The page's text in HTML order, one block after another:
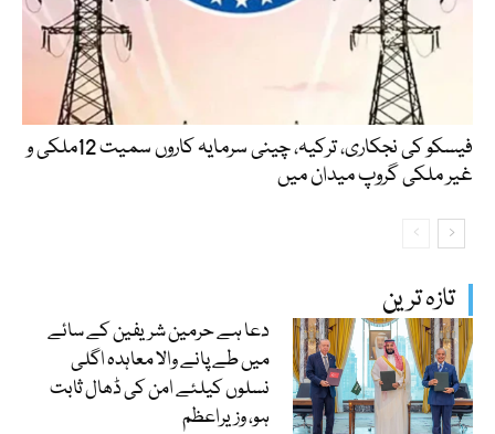
تازہ ترین
دعا ہے حرمین شریفین کے سائے
میں طے پانے والا معاہدہ اگلی
نسلوں کیلئے امن کی ڈھال ثابت
ہو، وزیراعظم
فیسکو کی نجکاری، ترکیہ، چینی سرمایہ کاروں سمیت 12ملکی و
غیر ملکی گروپ میدان میں